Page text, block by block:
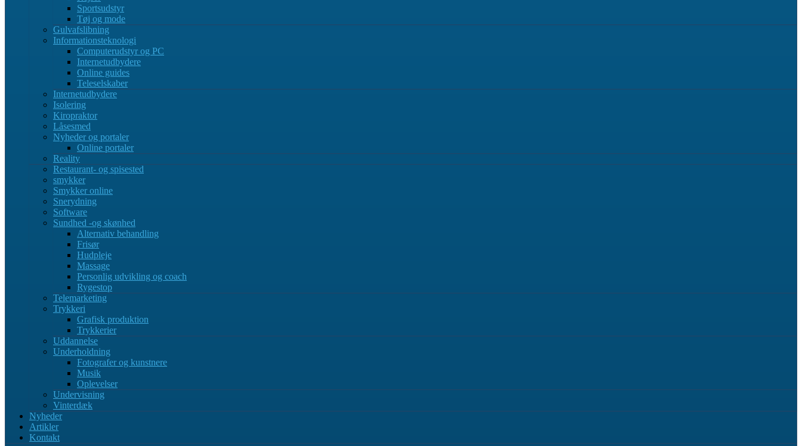
Sportsudstyr
Tøj og mode
Gulvafslibning
Informationsteknologi
Computerudstyr og PC
Internetudbydere
Online guides
Teleselskaber
Internetudbydere
Isolering
Kiropraktor
Låsesmed
Nyheder og portaler
Online portaler
Reality
Restaurant- og spisested
smykker
Smykker online
Snerydning
Software
Sundhed -og skønhed
Alternativ behandling
Frisør
Hudpleje
Massage
Personlig udvikling og coach
Rygestop
Telemarketing
Trykkeri
Grafisk produktion
Trykkerier
Uddannelse
Underholdning
Fotografer og kunstnere
Musik
Oplevelser
Undervisning
Vinterdæk
Nyheder
Artikler
Kontakt